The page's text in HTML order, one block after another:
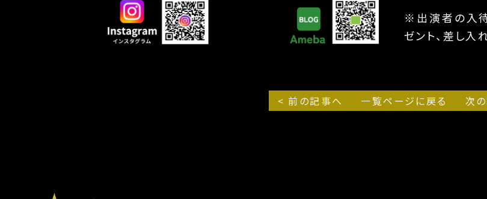
※出演者の入待
ゼント、差し入
< 前の記事へ 一覧ページに戻る 次